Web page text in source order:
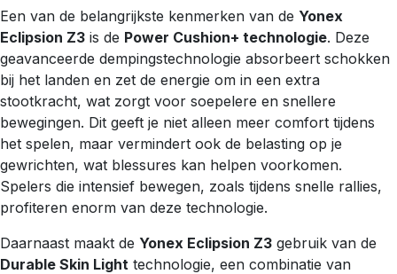
Een van de belangrijkste kenmerken van de Yonex
Eclipsion Z3 is de Power Cushion+ technologie. Deze
geavanceerde dempingstechnologie absorbeert schokken
bij het landen en zet de energie om in een extra
stootkracht, wat zorgt voor soepelere en snellere
bewegingen. Dit geeft je niet alleen meer comfort tijdens
het spelen, maar vermindert ook de belasting op je
gewrichten, wat blessures kan helpen voorkomen.
Spelers die intensief bewegen, zoals tijdens snelle rallies,
profiteren enorm van deze technologie.
Daarnaast maakt de Yonex Eclipsion Z3 gebruik van de
Durable Skin Light technologie, een combinatie van